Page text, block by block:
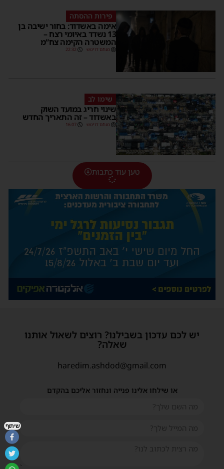
פירות ההסתה
אימה באשדוד: בחור ישיבה בן
13 נשדד באיומי רצח –
המשטרה הקימה צח”מ
מנחם דויטש 22:32
שימו לב
שינוי חריג במועד השוק
באשדוד – זה התאריך החדש
מנחם דויטש 16:07
טען עוד כתבות
יש לכם עדכון בשבילנו? רוצים לשאול אותנו
שאלה?
haredim.ashdod@gmail.com
או שילחו אלינו פנייה ונחזור אליכם בהקדם
שיתוף